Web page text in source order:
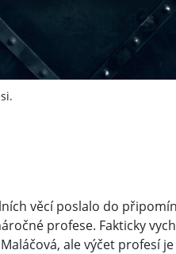
věcí poslalo do
profese. Fakticky
ale výčet profesí